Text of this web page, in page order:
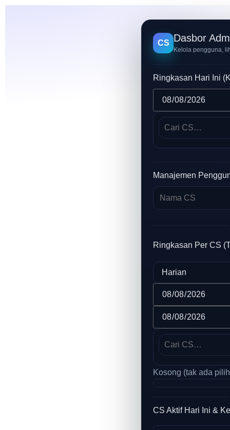
CS Dasbor
Kelola pengguna,
Ringkasan Hari Ini
Manajemen
Ringkasan Per CS
Kosong (tak ada
CS Aktif Hari Ini &